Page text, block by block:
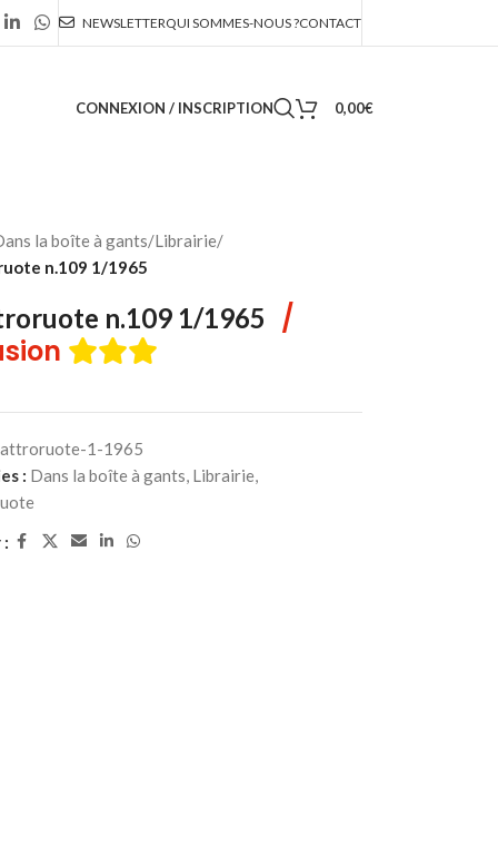
NEWSLETTERQUI SOMMES-NOUS ?CONTACT
CONNEXION / INSCRIPTION 0,00€
la boîte à gants/Librairie/
n.109 1/1965
n.109 1/1965 /
1-1965
: Dans la boîte à gants, Librairie,
: